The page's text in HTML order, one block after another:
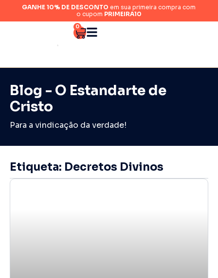
GANHE 10% DE DESCONTO em sua primeira compra com
o cupom PRIMEIRA10
0
Blog - O Estandarte de
Cristo
Para a vindicação da verdade!
Etiqueta: Decretos Divinos